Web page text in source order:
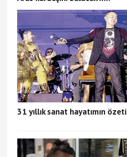
31 yıllık sanat hayatımın özeti